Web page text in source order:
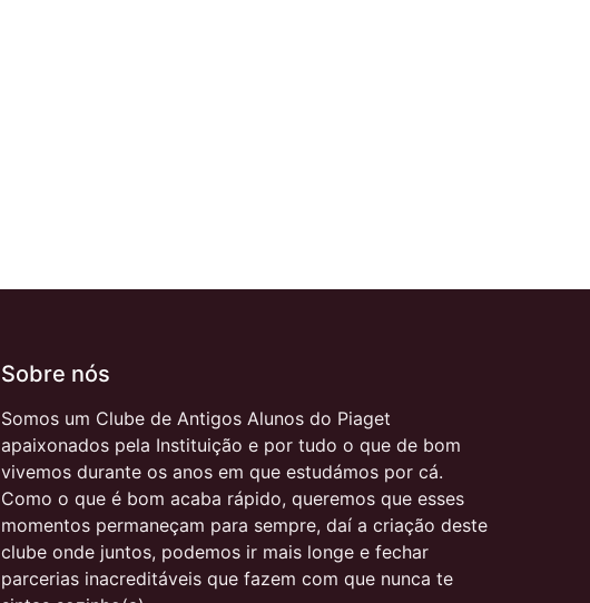
Sobre nós
Somos um Clube de Antigos Alunos do Piaget
apaixonados pela Instituição e por tudo o que de bom
vivemos durante os anos em que estudámos por cá.
Como o que é bom acaba rápido, queremos que esses
momentos permaneçam para sempre, daí a criação deste
clube onde juntos, podemos ir mais longe e fechar
parcerias inacreditáveis que fazem com que nunca te